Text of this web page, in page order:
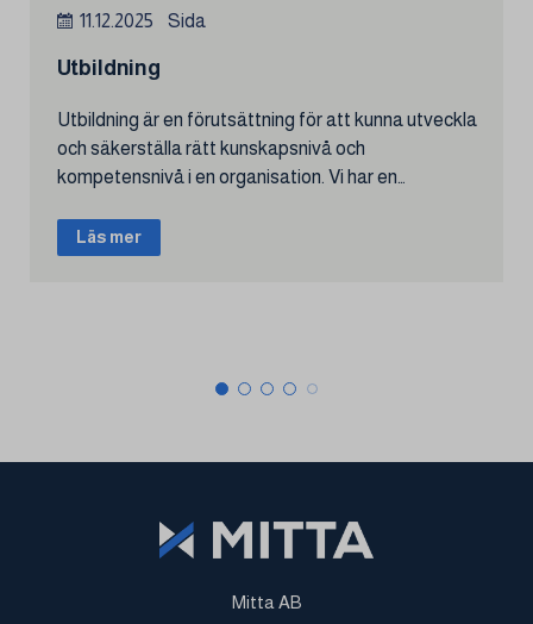
11.12.2025 Sida
Utbildning
Utbildning är en förutsättning för att kunna utveckla
och säkerställa rätt kunskapsnivå och
kompetensnivå i en organisation. Vi har en
utbildningar i olika former.
Läs mer
Mitta AB